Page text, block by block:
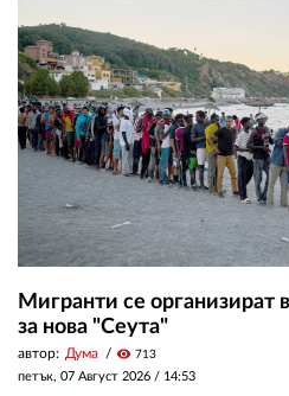
Мигранти се
за нова "Сеута"
автор: Дума visibility 713
петък, 07 Август 2026 / 14:53